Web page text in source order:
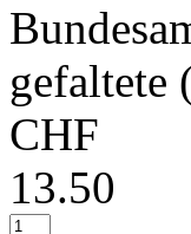
gefaltete
CHF
13.50